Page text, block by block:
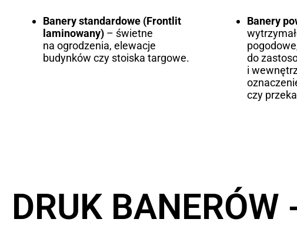
Banery standardowe (Frontlit
laminowany) – świetne
na ogrodzenia, elewacje
budynków czy stoiska targowe.
Banery
do
i
czy
DRUK